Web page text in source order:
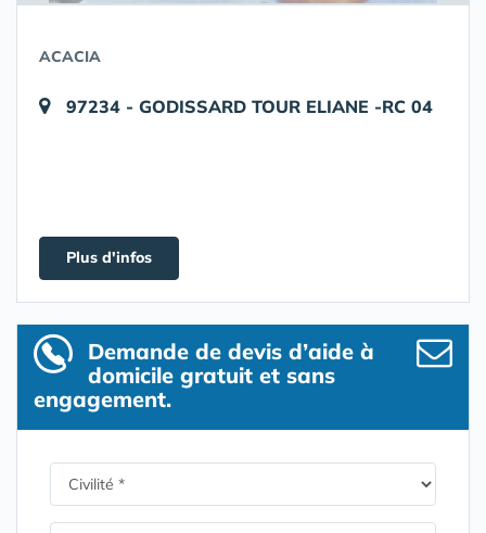
ACACIA
97234 - GODISSARD TOUR ELIANE -RC 04
Plus d'infos
Demande de devis d’aide à
domicile gratuit et sans
engagement.